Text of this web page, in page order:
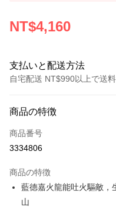
NT$4,160
支払いと配送方法
自宅配送 NT$990以上で送
クレジットカード1回払い
LINE Pay
JKOPAY
Easy Wallet
商品の特徴
商品番号
3334806
商品の特徴
藍德嘉火龍能吐火驅敵，
山